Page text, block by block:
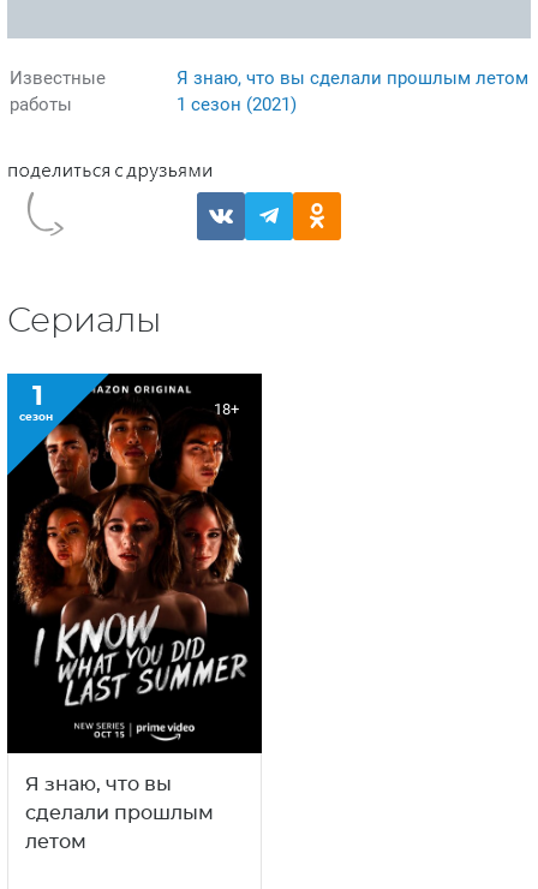
Известные
работы
Я знаю, что вы сделали прошлым летом
1 сезон (2021)
Сериалы
1
сезон 18+
Я знаю, что вы
сделали прошлым
летом